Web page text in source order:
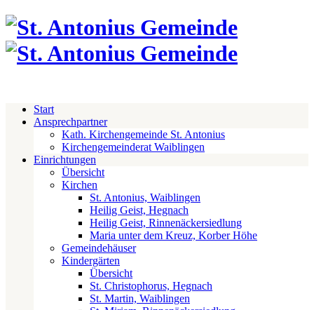
Start
Ansprechpartner
Kath. Kirchengemeinde St. Antonius
Kirchengemeinderat Waiblingen
Einrichtungen
Übersicht
Kirchen
St. Antonius, Waiblingen
Heilig Geist, Hegnach
Heilig Geist, Rinnenäckersiedlung
Maria unter dem Kreuz, Korber Höhe
Gemeindehäuser
Kindergärten
Übersicht
St. Christophorus, Hegnach
St. Martin, Waiblingen